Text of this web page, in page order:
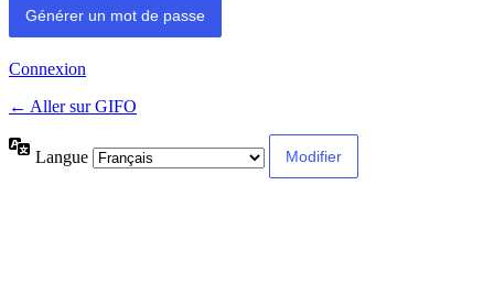
Connexion
← Aller sur GIFO
Langue